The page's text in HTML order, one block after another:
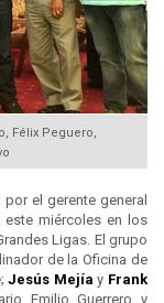
Félix Peguero,
el gerente general
este miércoles en los
Ligas. El grupo
de la Oficina de
Jesús Mejía y Frank
Emilio Guerrero y